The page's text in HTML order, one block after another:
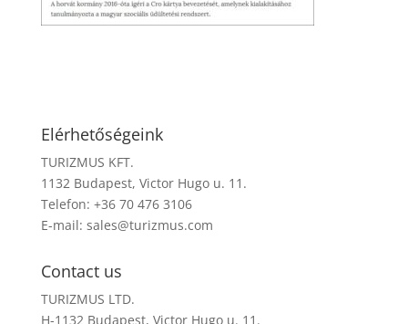
Elérhetőségeink
TURIZMUS KFT.
1132 Budapest, Victor Hugo u. 11.
Telefon: +36 70 476 3106
E-mail: sales@turizmus.com
Contact us
TURIZMUS LTD.
H-1132 Budapest, Victor Hugo u. 11.